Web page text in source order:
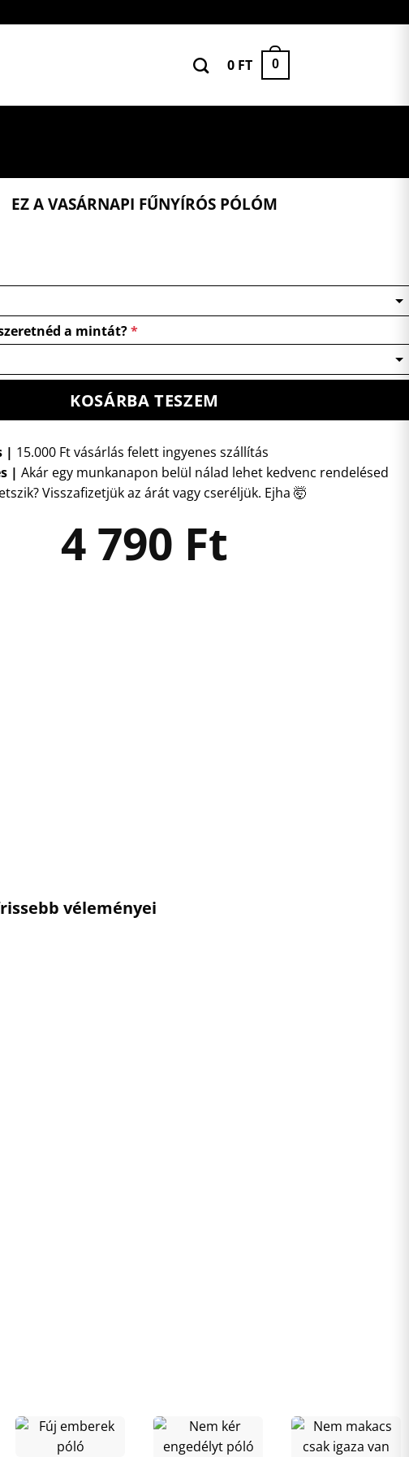
0 FT 0
EZ A VASÁRNAPI FŰNYÍRÓS PÓLÓM
a mintát?*
KOSÁRBA TESZEM
| 15.000 Ft vásárlás felett ingyenes szállítás
| Akár egy munkanapon belül nálad lehet kedvenc rendelésed
Visszafizetjük az árát vagy cseréljük. Ejha 🤯
4 790 Ft
véleményei